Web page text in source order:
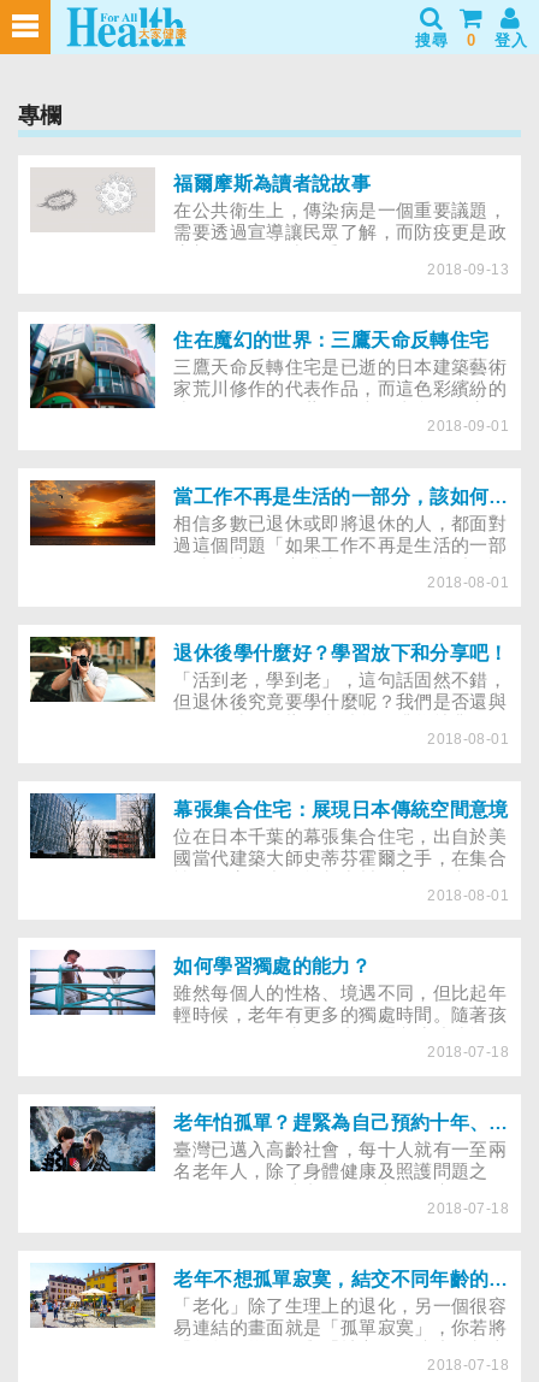
搜尋 0 登入
專欄
福爾摩斯為讀者說故事
在公共衛生上，傳染病是一個重要議題，
需要透過宣導讓民眾了解，而防疫更是政
疫》一書是前衛生署副署長、陽明大學公
2018-09-13
住在魔幻的世界：三鷹天命反轉住宅
三鷹天命反轉住宅是已逝的日本建築藝術
家荒川修作的代表作品，而這色彩繽紛的
2018-09-01
當工作不再是生活的一部分，該如何安排退休生活？
相信多數已退休或即將退休的人，都面對
過這個問題「如果工作不再是生活的一部
多開心享受退休生活的老年人，身體不是
程及當志工，藉此調適自己，重建生活重
心，從中獲得自信，進而享受這種不須再
為工作煩惱的生活。
2018-08-01
退休後學什麼好？學習放下和分享吧！
「活到老，學到老」，這句話固然不錯，
但退休後究竟要學什麼呢？我們是否還與
識和技能？還是有利於累積財富和名聲的
2018-08-01
幕張集合住宅：展現日本傳統空間意境
位在日本千葉的幕張集合住宅，出自於美
國當代建築大師史蒂芬霍爾之手，在集合
以抽象的手法，試圖重新詮釋日本傳統空
2018-08-01
如何學習獨處的能力？
雖然每個人的性格、境遇不同，但比起年
輕時候，老年有更多的獨處時間。隨著孩
零，老伴離去......，慢慢的，必須面對一
空虛。老後想要一個人生活不寂寞，必須
學習積極獨處的能力。
2018-07-18
老年怕孤單？趕緊為自己預約十年、二十年後老友！
臺灣已邁入高齡社會，每十人就有一至兩
名老年人，除了身體健康及照護問題之
協助長者建立社會連結關係，有助其獲得
衛生期刊》研究指出，「感到孤單」和
「不被滿足的情緒支持」與憂鬱症的發生
呈高度相關。「蠻孤單」或「非常孤單」
者，其憂鬱症發生率遠高於「不感到孤
2018-07-18
老年不想孤單寂寞，結交不同年齡的朋友就對了！
「老化」除了生理上的退化，另一個很容
易連結的畫面就是「孤單寂寞」，你若將
等號，就大錯特錯了。為什麼這樣說呢？
2018-07-18